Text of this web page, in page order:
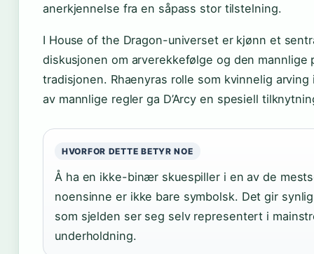
anerkjennelse fra en såpass stor tilstelning.
I House of the Dragon-universet er kjønn et
diskusjonen om arverekkefølge og den mannlige
tradisjonen. Rhaenyras rolle som kvinnelig
av mannlige regler ga D’Arcy en spesiell
HVORFOR DETTE BETYR NOE
Å ha en ikke-binær skuespiller i en av de
noensinne er ikke bare symbolsk. Det gir
som sjelden ser seg selv representert i
underholdning.